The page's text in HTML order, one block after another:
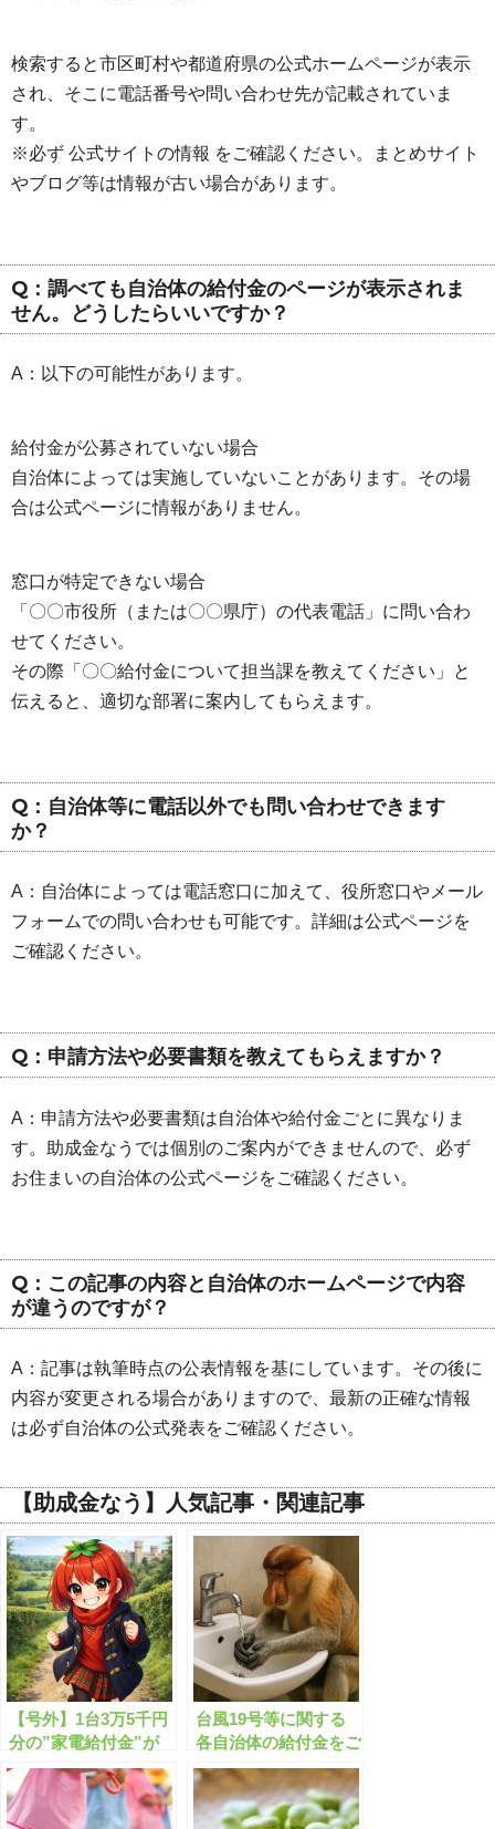
検索すると市区町村や都道府県の公式ホームページが表示
され、そこに電話番号や問い合わせ先が記載されていま
す。
※必ず 公式サイトの情報 をご確認ください。まとめサイト
やブログ等は情報が古い場合があります。
Q：調べても自治体の給付金のページが表示されま
せん。どうしたらいいですか？
A：以下の可能性があります。
給付金が公募されていない場合
自治体によっては実施していないことがあります。その場
合は公式ページに情報がありません。
窓口が特定できない場合
「〇〇市役所（または〇〇県庁）の代表電話」に問い合わ
せてください。
その際「〇〇給付金について担当課を教えてください」と
伝えると、適切な部署に案内してもらえます。
Q：自治体等に電話以外でも問い合わせできます
か？
A：自治体によっては電話窓口に加えて、役所窓口やメール
フォームでの問い合わせも可能です。詳細は公式ページを
ご確認ください。
Q：申請方法や必要書類を教えてもらえますか？
A：申請方法や必要書類は自治体や給付金ごとに異なりま
す。助成金なうでは個別のご案内ができませんので、必ず
お住まいの自治体の公式ページをご確認ください。
Q：この記事の内容と自治体のホームページで内容
が違うのですが？
A：記事は執筆時点の公表情報を基にしています。その後に
内容が変更される場合がありますので、最新の正確な情報
は必ず自治体の公式発表をご確認ください。
【助成金なう】人気記事・関連記事
【号外】1台3万5千円
分の”家電給付金”が
もらえます！エアコ
ン/テレビ/PC/給湯器/
冷蔵庫/洗濯機
台風19号等に関する
各自治体の給付金をご
案内します